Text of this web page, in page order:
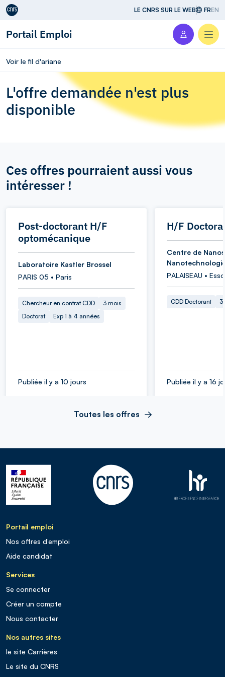
Aller au contenu LE CNRS SUR LE WEB FREN
Portail Emploi
Voir le fil d'ariane
L'offre demandée n'est plus
disponible
Ces offres pourraient aussi vous
intéresser !
Post-doctorant H/F
optomécanique
Laboratoire Kastler Brossel
PARIS 05 • Paris
Chercheur en contrat CDD
3 mois
Doctorat
Exp 1 à 4 années
Publiée il y a 10 jours
H/F
Centre de
PALAISEAU •
CDD Doctorant
Publiée il y a 16
Toutes les offres
Portail emploi
Nos offres d’emploi
Aide candidat
Services
Se connecter
Créer un compte
Nous contacter
Nos autres sites
le site Carrières
Le site du CNRS